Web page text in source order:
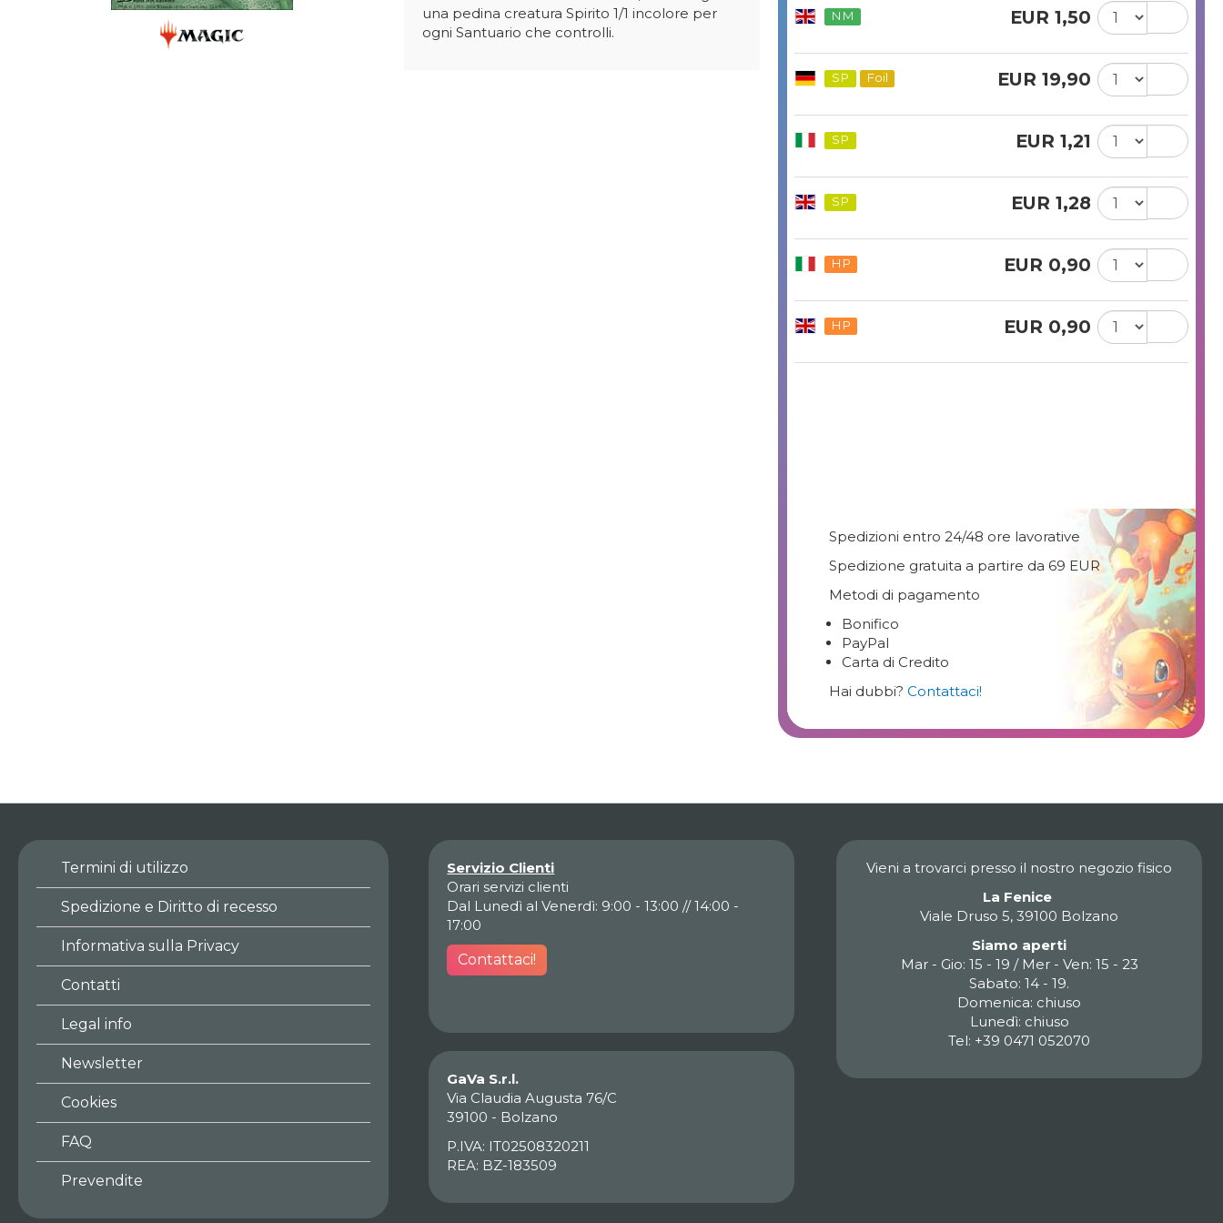
una pedina creatura Spirito 1/1 incolore per
ogni Santuario che controlli.
Spedizioni entro 24/48 ore lavorative
Spedizione gratuita a partire da 69 EUR
Metodi di pagamento
Bonifico
PayPal
Carta di Credito
Hai dubbi?Contattaci!
NM EUR 1,50
SP Foil EUR 19,90
SP EUR 1,21
SP EUR 1,28
HP EUR 0,90
HP EUR 0,90
Termini di utilizzo
Spedizione e Diritto di recesso
Informativa sulla Privacy
Contatti
Legal info
Newsletter
Cookies
FAQ
Prevendite
Servizio Clienti
Orari servizi clienti
Dal Lunedì al Venerdì: 9:00 - 13:00 // 14:00 -
17:00
Contattaci!
GaVa S.r.l.
Via Claudia Augusta 76/C
39100 - Bolzano
P.IVA: IT02508320211
REA: BZ-183509
Vieni a trovarci presso il nostro negozio fisico
La Fenice
Viale Druso 5, 39100 Bolzano
Siamo aperti
Mar - Gio: 15 - 19 / Mer - Ven: 15 - 23
Sabato: 14 - 19.
Domenica: chiuso
Lunedì: chiuso
Tel: +39 0471 052070